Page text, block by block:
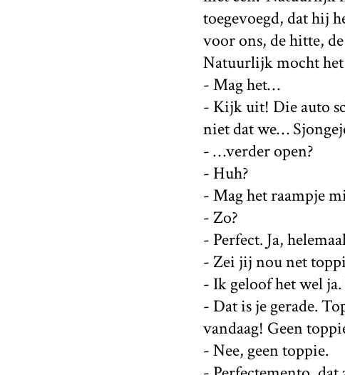
toegevoegd, dat hij
voor ons, de hitte,
Natuurlijk mocht
- Mag het…
- Kijk uit! Die auto
niet dat we…
- …verder open?
- Huh?
- Mag het raampje
- Zo?
- Perfect. Ja,
- Zei jij nou net
- Ik geloof het wel
- Dat is je gerade.
vandaag! Geen
- Nee, geen toppie.